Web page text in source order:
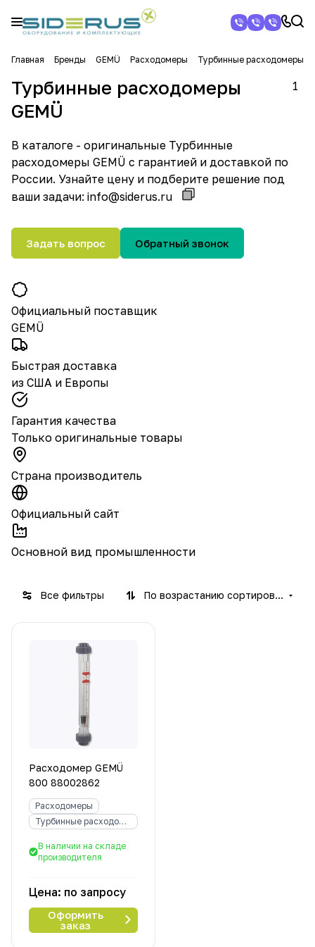
Главная Бренды GEMÜ Расходомеры Турбинные расходомеры
Турбинные расходомеры
GEMÜ
1
В каталоге - оригинальные Турбинные
расходомеры GEMÜ с гарантией и доставкой по
России. Узнайте цену и подберите решение под
ваши задачи: info@siderus.ru
Задать вопрос Обратный звонок
Официальный поставщик
GEMÜ
Быстрая доставка
из США и Европы
Гарантия качества
Только оригинальные товары
Страна производитель
Официальный сайт
Основной вид промышленности
Все фильтры По возрастанию сортировки
Расходомер GEMÜ
800 88002862
Расходомеры
Турбинные расходомеры
В наличии на складе
производителя
Цена: по запросу
Оформить
заказ